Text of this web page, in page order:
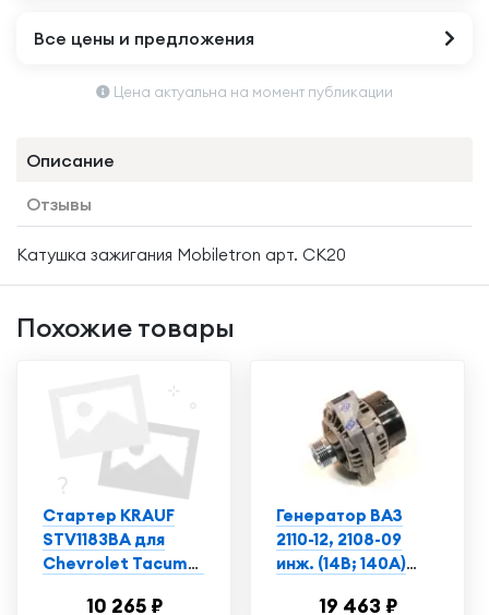
Все цены и предложения
Цена актуальна на момент публикации
Описание
Отзывы
Катушка зажигания Mobiletron арт. CK20
Похожие товары
Стартер KRAUF
STV1183BA для
Chevrolet Tacuma,
10 265 ₽
Генератор ВАЗ
2110-12, 2108-09
инж. (14В; 140А)
19 463 ₽